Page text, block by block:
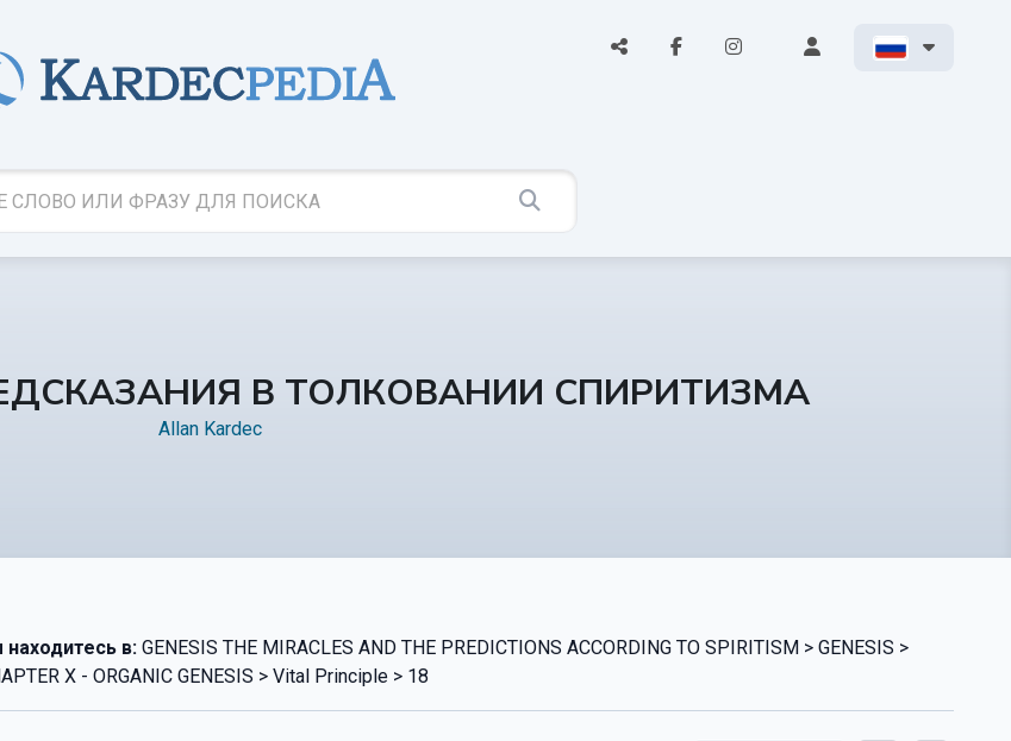
В ТОЛКОВАНИИ СПИРИТИЗМА
Allan Kardec
находитесь в:GENESIS THE MIRACLES AND THE PREDICTIONS ACCORDING TO SPIRITISM > GENESIS >
X - ORGANIC GENESIS > Vital Principle > 18